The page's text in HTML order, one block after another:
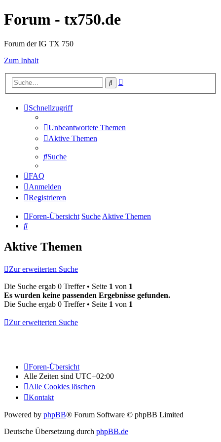
Forum - tx750.de
Forum der IG TX 750
Zum Inhalt
Suche
Schnellzugriff
Unbeantwortete Themen
Aktive Themen
Suche
FAQ
Anmelden
Registrieren
Foren-Übersicht SucheAktive Themen
Suche
Aktive Themen
Zur erweiterten Suche
Die Suche ergab 0 Treffer • Seite 1 von 1
Es wurden keine passenden Ergebnisse gefunden.
Die Suche ergab 0 Treffer • Seite 1 von 1
Zur erweiterten Suche
Foren-Übersicht
Alle Zeiten sind UTC+02:00
Alle Cookies löschen
Kontakt
Powered by phpBB® Forum Software © phpBB Limited
Deutsche Übersetzung durch phpBB.de